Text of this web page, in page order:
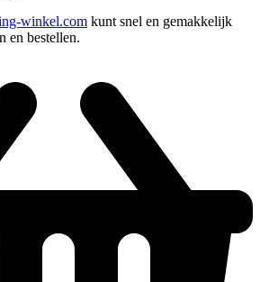
winkel.com kunt snel en gemakkelijk
en bestellen.